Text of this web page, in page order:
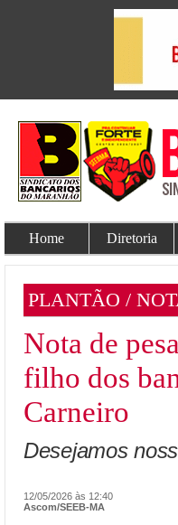
Home Diretoria
PLANTÃO /
Nota de
filho dos
Carneiro
Desejamos
12/05/2026 às 12:40
Ascom/SEEB-MA